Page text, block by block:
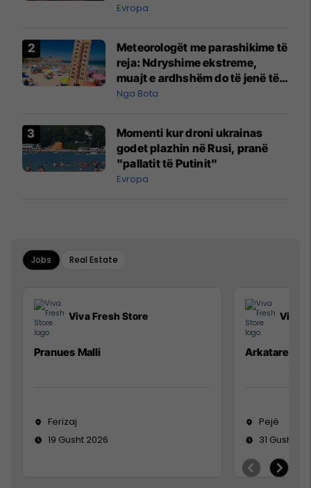
Evropa
Meteorologët me parashikime të
reja: Ndryshime ekstreme,
muajt e ardhshëm do të jenë të
pazakontë
Nga Bota
Momenti kur droni ukrainas
godet plazhin në Rusi, pranë
"pallatit të Putinit"
Evropa
Jobs Real Estate
Viva Fresh Store
Pranues Malli
Ferizaj
19 Gusht 2026
Viva
Arkatare
Pejë
31 Gusht